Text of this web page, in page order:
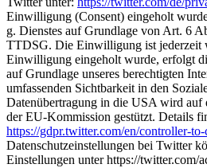
Einwilligung (Consent) eingeholt
g. Dienstes auf Grundlage von Art. 6
TTDSG. Die Einwilligung ist jederzeit
Einwilligung eingeholt wurde, erfolgt
auf Grundlage unseres berechtigten
umfassenden Sichtbarkeit in den
Datenübertragung in die USA wird auf
der EU-Kommission gestützt. Details
https://gdpr.twitter.com/en/controller-
Datenschutzeinstellungen bei Twitter
Einstellungen unter https://twitter.com/